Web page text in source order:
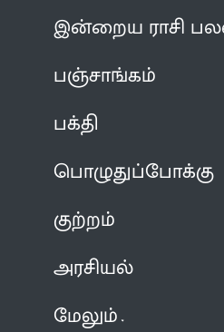
இன்றைய ராசி
பஞ்சாங்கம்
பக்தி
பொழுதுப்போக்கு
குற்றம்
அரசியல்
மேலும்